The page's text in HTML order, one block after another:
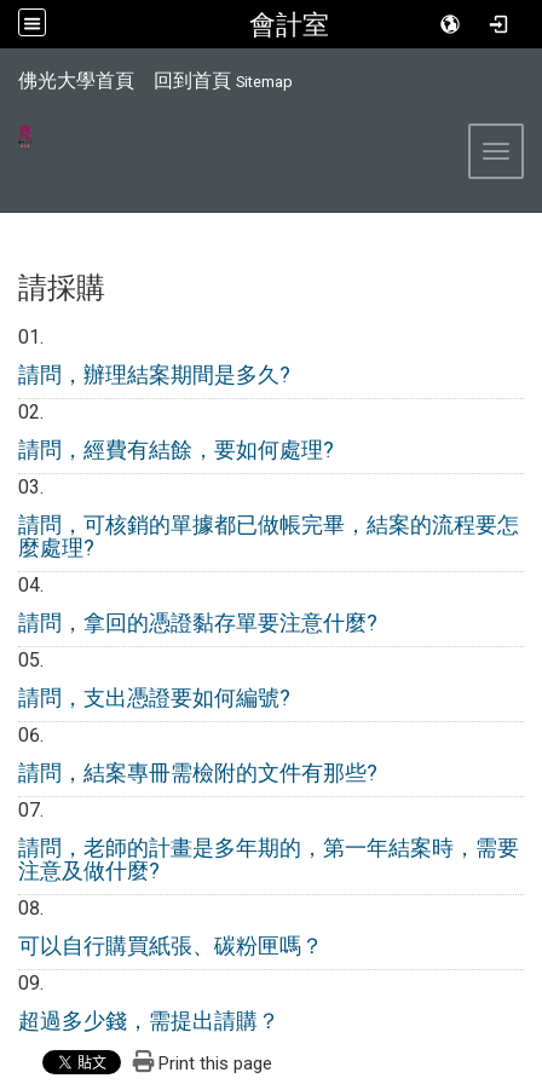
會計室
佛光大學首頁 回到首頁 Sitemap
請採購
請問，辦理結案期間是多久?
請問，經費有結餘，要如何處理?
請問，可核銷的單據都已做帳完畢，結案的流程要怎
麼處理?
請問，拿回的憑證黏存單要注意什麼?
請問，支出憑證要如何編號?
請問，結案專冊需檢附的文件有那些?
請問，老師的計畫是多年期的，第一年結案時，需要
注意及做什麼?
可以自行購買紙張、碳粉匣嗎？
超過多少錢，需提出請購？
Print this page